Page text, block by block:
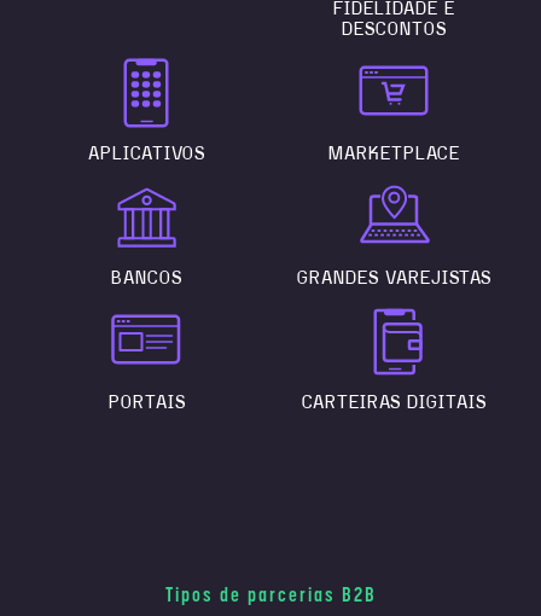
FIDELIDADE E
DESCONTOS
APLICATIVOS MARKETPLACE
BANCOS GRANDES VAREJISTAS
PORTAIS CARTEIRAS DIGITAIS
Tipos de parcerias B2B